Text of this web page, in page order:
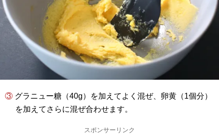
③ グラニュー糖（40g）を加えてよく混ぜ、卵黄（1個分）
を加えてさらに混ぜ合わせます。
スポンサーリンク